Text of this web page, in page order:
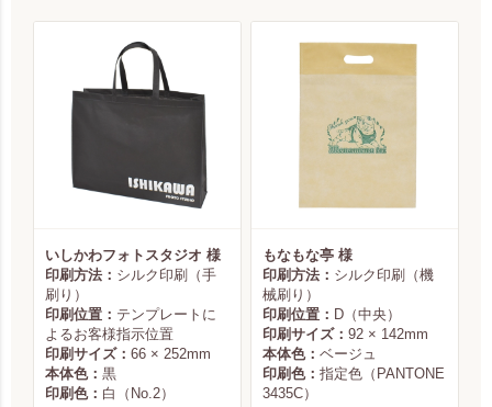
いしかわフォトスタジオ 様
印刷方法： シルク印刷（手
刷り）
印刷位置： テンプレートに
よるお客様指示位置
印刷サイズ： 66 × 252mm
本体色： 黒
印刷色： 白（No.2）
もなもな亭 様
印刷方法： シルク印刷（機
械刷り）
印刷位置： D（中央）
印刷サイズ： 92 × 142mm
本体色： ベージュ
印刷色： 指定色（PANTONE
3435C）